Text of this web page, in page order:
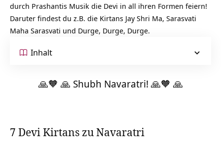
durch Prashantis Musik die Devi in all ihren Formen feiern!
Daruter findest du z.B. die Kirtans Jay Shri Ma, Sarasvati
Maha Sarasvati und Durge, Durge, Durge.
Inhalt
🙏🧡 🙏 Shubh Navaratri! 🙏🧡 🙏
7 Devi Kirtans zu Navaratri